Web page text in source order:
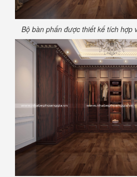
Bộ bàn phấn được thiết kế tích hợp